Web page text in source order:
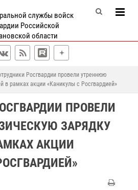
службы войск
Российской
области
Росгвардии провели утреннюю
в рамках акции «Каникулы с Росгвардией»
ПРОВЕЛИ
ЗАРЯДКУ
АКЦИИ